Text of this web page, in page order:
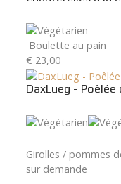
Boulette au pain
€ 23,00
DaxLueg -
Girolles / pommes
sur demande